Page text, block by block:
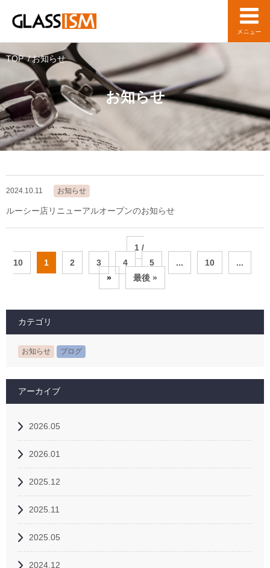
お知らせ
TOP お知らせ
2024.10.11 お知らせ
ルーシー店リニューアルオープンのお知らせ
1 /
10
1 2 3 4 5 ... 10
...
»
最後 »
カテゴリ
お知らせ ブログ
アーカイブ
2026.05
2026.01
2025.12
2025.11
2025.05
2024.12